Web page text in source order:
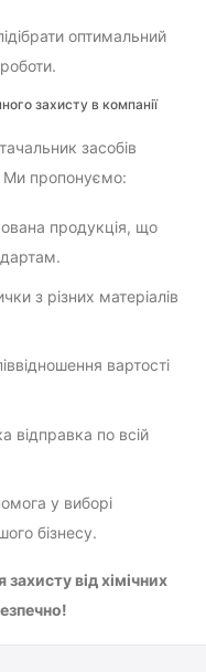
оптимальний
захисту в компанії
засобів
Ми пропонуємо:
продукція, що
з різних матеріалів
вартості
відправка по всій
у виборі
бізнесу.
від хімічних